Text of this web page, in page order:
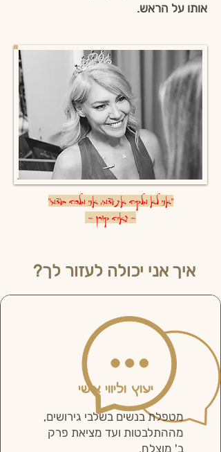
אותו על הראש.
"אני לא מלקה את עצמי, אני מלכה בעצמי"
- גאיה קורן -
איך אני יכולה לעזור לך?
יעוץ וליווי אישי
מטפלת בנשים בשלבי גירושים,
מההתלבטות ועד מציאת פרק
ב' מוצלח.